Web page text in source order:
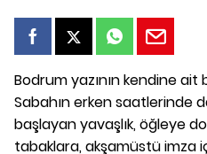
Bodrum yazının kendine
Sabahın erken saatlerinde
başlayan yavaşlık, öğleye
tabaklara, akşamüstü imza